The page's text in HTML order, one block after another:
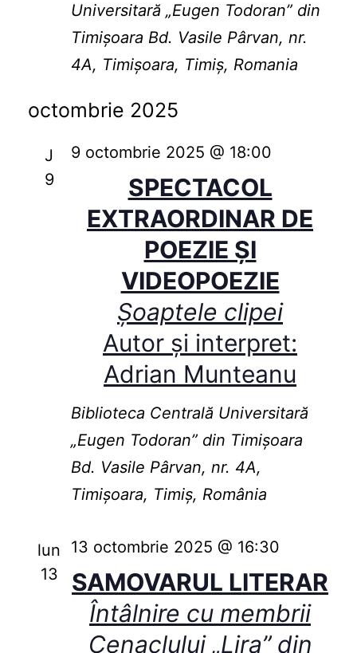
Universitară „Eugen Todoran” din
Timişoara Bd. Vasile Pârvan, nr.
4A, Timișoara, Timiș, Romania
octombrie 2025
J
9
SPECTACOL
EXTRAORDINAR DE
POEZIE ȘI
VIDEOPOEZIE
Șoaptele clipei
Autor și interpret:
Adrian Munteanu
9 octombrie 2025 @ 18:00
Biblioteca Centrală Universitară
„Eugen Todoran” din Timişoara
Bd. Vasile Pârvan, nr. 4A,
Timișoara, Timiș, România
lun
13
SAMOVARUL LITERAR
Întâlnire cu membrii
Cenaclului „Lira” din
13 octombrie 2025 @ 16:30